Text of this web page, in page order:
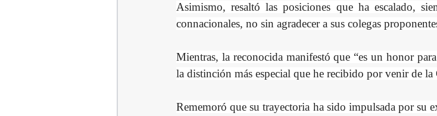
Asimismo, resaltó las posiciones que ha escalado,
connacionales, no sin agradecer a sus colegas
Mientras, la reconocida manifestó que “es un honor
la distinción más especial que he recibido por venir de la
Rememoró que su trayectoria ha sido impulsada por su